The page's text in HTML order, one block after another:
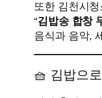
또한 김천시
“김밥송 합창
음식과 음악,
🧺 김밥으